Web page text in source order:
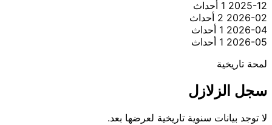
2025-12 1 أحداث
2026-02 2 أحداث
2026-04 1 أحداث
2026-05 1 أحداث
لمحة تاريخية
سجل الزلازل
لا توجد بيانات سنوية تاريخية لعرضها بعد.